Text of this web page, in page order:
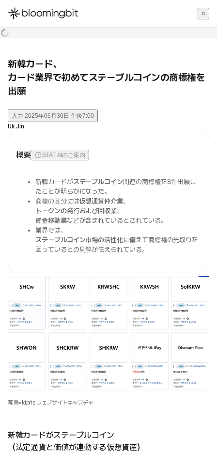
한국어
新韓カード、
カード業界で初めてステーブルコインの商標権を
出願
入力 2025年06月30日 午後7:00
Uk Jin
概要 STAT AIのご案内
新韓カードがステーブルコイン関連の商標権を8件出願し
たことが明らかになった。
商標の区分には仮想通貨仲介業、
トークンの発行および回収業、
資金移動業などが含まれているとされている。
業界では、
ステーブルコイン市場の活性化に備えて商標権の先取りを
図っているとの見解が伝えられている。
写真=kipris ウェブサイトキャプチャ
新韓カードがステーブルコイン
（法定通貨と価値が連動する仮想資産）